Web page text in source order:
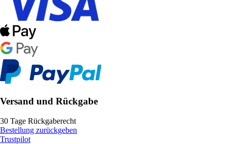
Versand und Rückgabe
30 Tage Rückgaberecht
Bestellung zurückgeben
Trustpilot